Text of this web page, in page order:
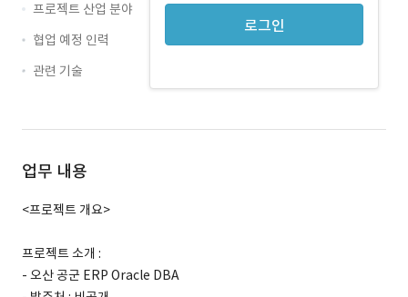
로그인
프로젝트 산업 분야
협업 예정 인력
관련 기술
업무 내용
<프로젝트 개요>
프로젝트 소개 :
- 오산 공군 ERP Oracle DBA